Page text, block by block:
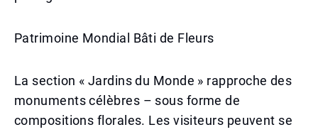
Patrimoine Mondial Bâti de Fleurs
La section « Jardins du Monde » rapproche des
monuments célèbres – sous forme de
compositions florales. Les visiteurs peuvent se